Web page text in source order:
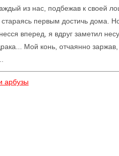
из нас, подбежав к своей
стараясь первым достичь дома.
вперед, я вдруг заметил
Мой конь, отчаянно заржав,
арбузы